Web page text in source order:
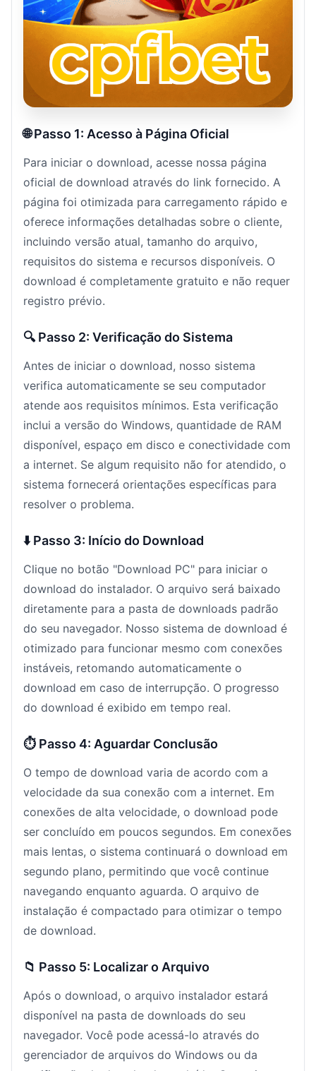
🌐 Passo 1: Acesso à Página Oficial
Para iniciar o download, acesse nossa página
oficial de download através do link fornecido. A
página foi otimizada para carregamento rápido e
oferece informações detalhadas sobre o cliente,
incluindo versão atual, tamanho do arquivo,
requisitos do sistema e recursos disponíveis. O
download é completamente gratuito e não requer
registro prévio.
🔍 Passo 2: Verificação do Sistema
Antes de iniciar o download, nosso sistema
verifica automaticamente se seu computador
atende aos requisitos mínimos. Esta verificação
inclui a versão do Windows, quantidade de RAM
disponível, espaço em disco e conectividade com
a internet. Se algum requisito não for atendido, o
sistema fornecerá orientações específicas para
resolver o problema.
⬇️ Passo 3: Início do Download
Clique no botão "Download PC" para iniciar o
download do instalador. O arquivo será baixado
diretamente para a pasta de downloads padrão
do seu navegador. Nosso sistema de download é
otimizado para funcionar mesmo com conexões
instáveis, retomando automaticamente o
download em caso de interrupção. O progresso
do download é exibido em tempo real.
⏱️ Passo 4: Aguardar Conclusão
O tempo de download varia de acordo com a
velocidade da sua conexão com a internet. Em
conexões de alta velocidade, o download pode
ser concluído em poucos segundos. Em conexões
mais lentas, o sistema continuará o download em
segundo plano, permitindo que você continue
navegando enquanto aguarda. O arquivo de
instalação é compactado para otimizar o tempo
de download.
📁 Passo 5: Localizar o Arquivo
Após o download, o arquivo instalador estará
disponível na pasta de downloads do seu
navegador. Você pode acessá-lo através do
gerenciador de arquivos do Windows ou da